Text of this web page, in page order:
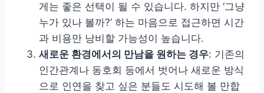
게는 좋은 선택이 될 수 있습니다. 하지만 ‘그냥
누가 있나 볼까?’ 하는 마음으로 접근하면 시간
과 비용만 낭비할 가능성이 높습니다.
새로운 환경에서의 만남을 원하는 경우: 기존의
인간관계나 동호회 등에서 벗어나 새로운 방식
으로 인연을 찾고 싶은 분들도 시도해 볼 만합